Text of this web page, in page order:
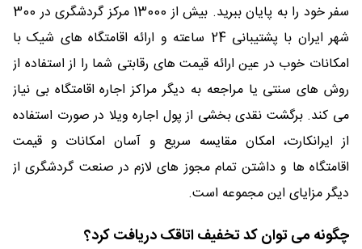
سفر خود را به پایان ببرید. بیش از 13000 مرکز گردشگری در 300
شهر ایران با پشتیبانی 24 ساعته و ارائه اقامتگاه های شیک با
امکانات خوب در عین ارائه قیمت های رقابتی شما را از استفاده از
روش های سنتی یا مراجعه به دیگر مراکز اجاره اقامتگاه بی نیاز
می کند. برگشت نقدی بخشی از پول اجاره ویلا در صورت استفاده
از ایرانکارت، امکان مقایسه سریع و آسان امکانات و قیمت
اقامتگاه ها و داشتن تمام مجوز های لازم در صنعت گردشگری از
دیگر مزایای این مجموعه است.
چگونه می توان کد تخفیف اتاقک دریافت کرد؟